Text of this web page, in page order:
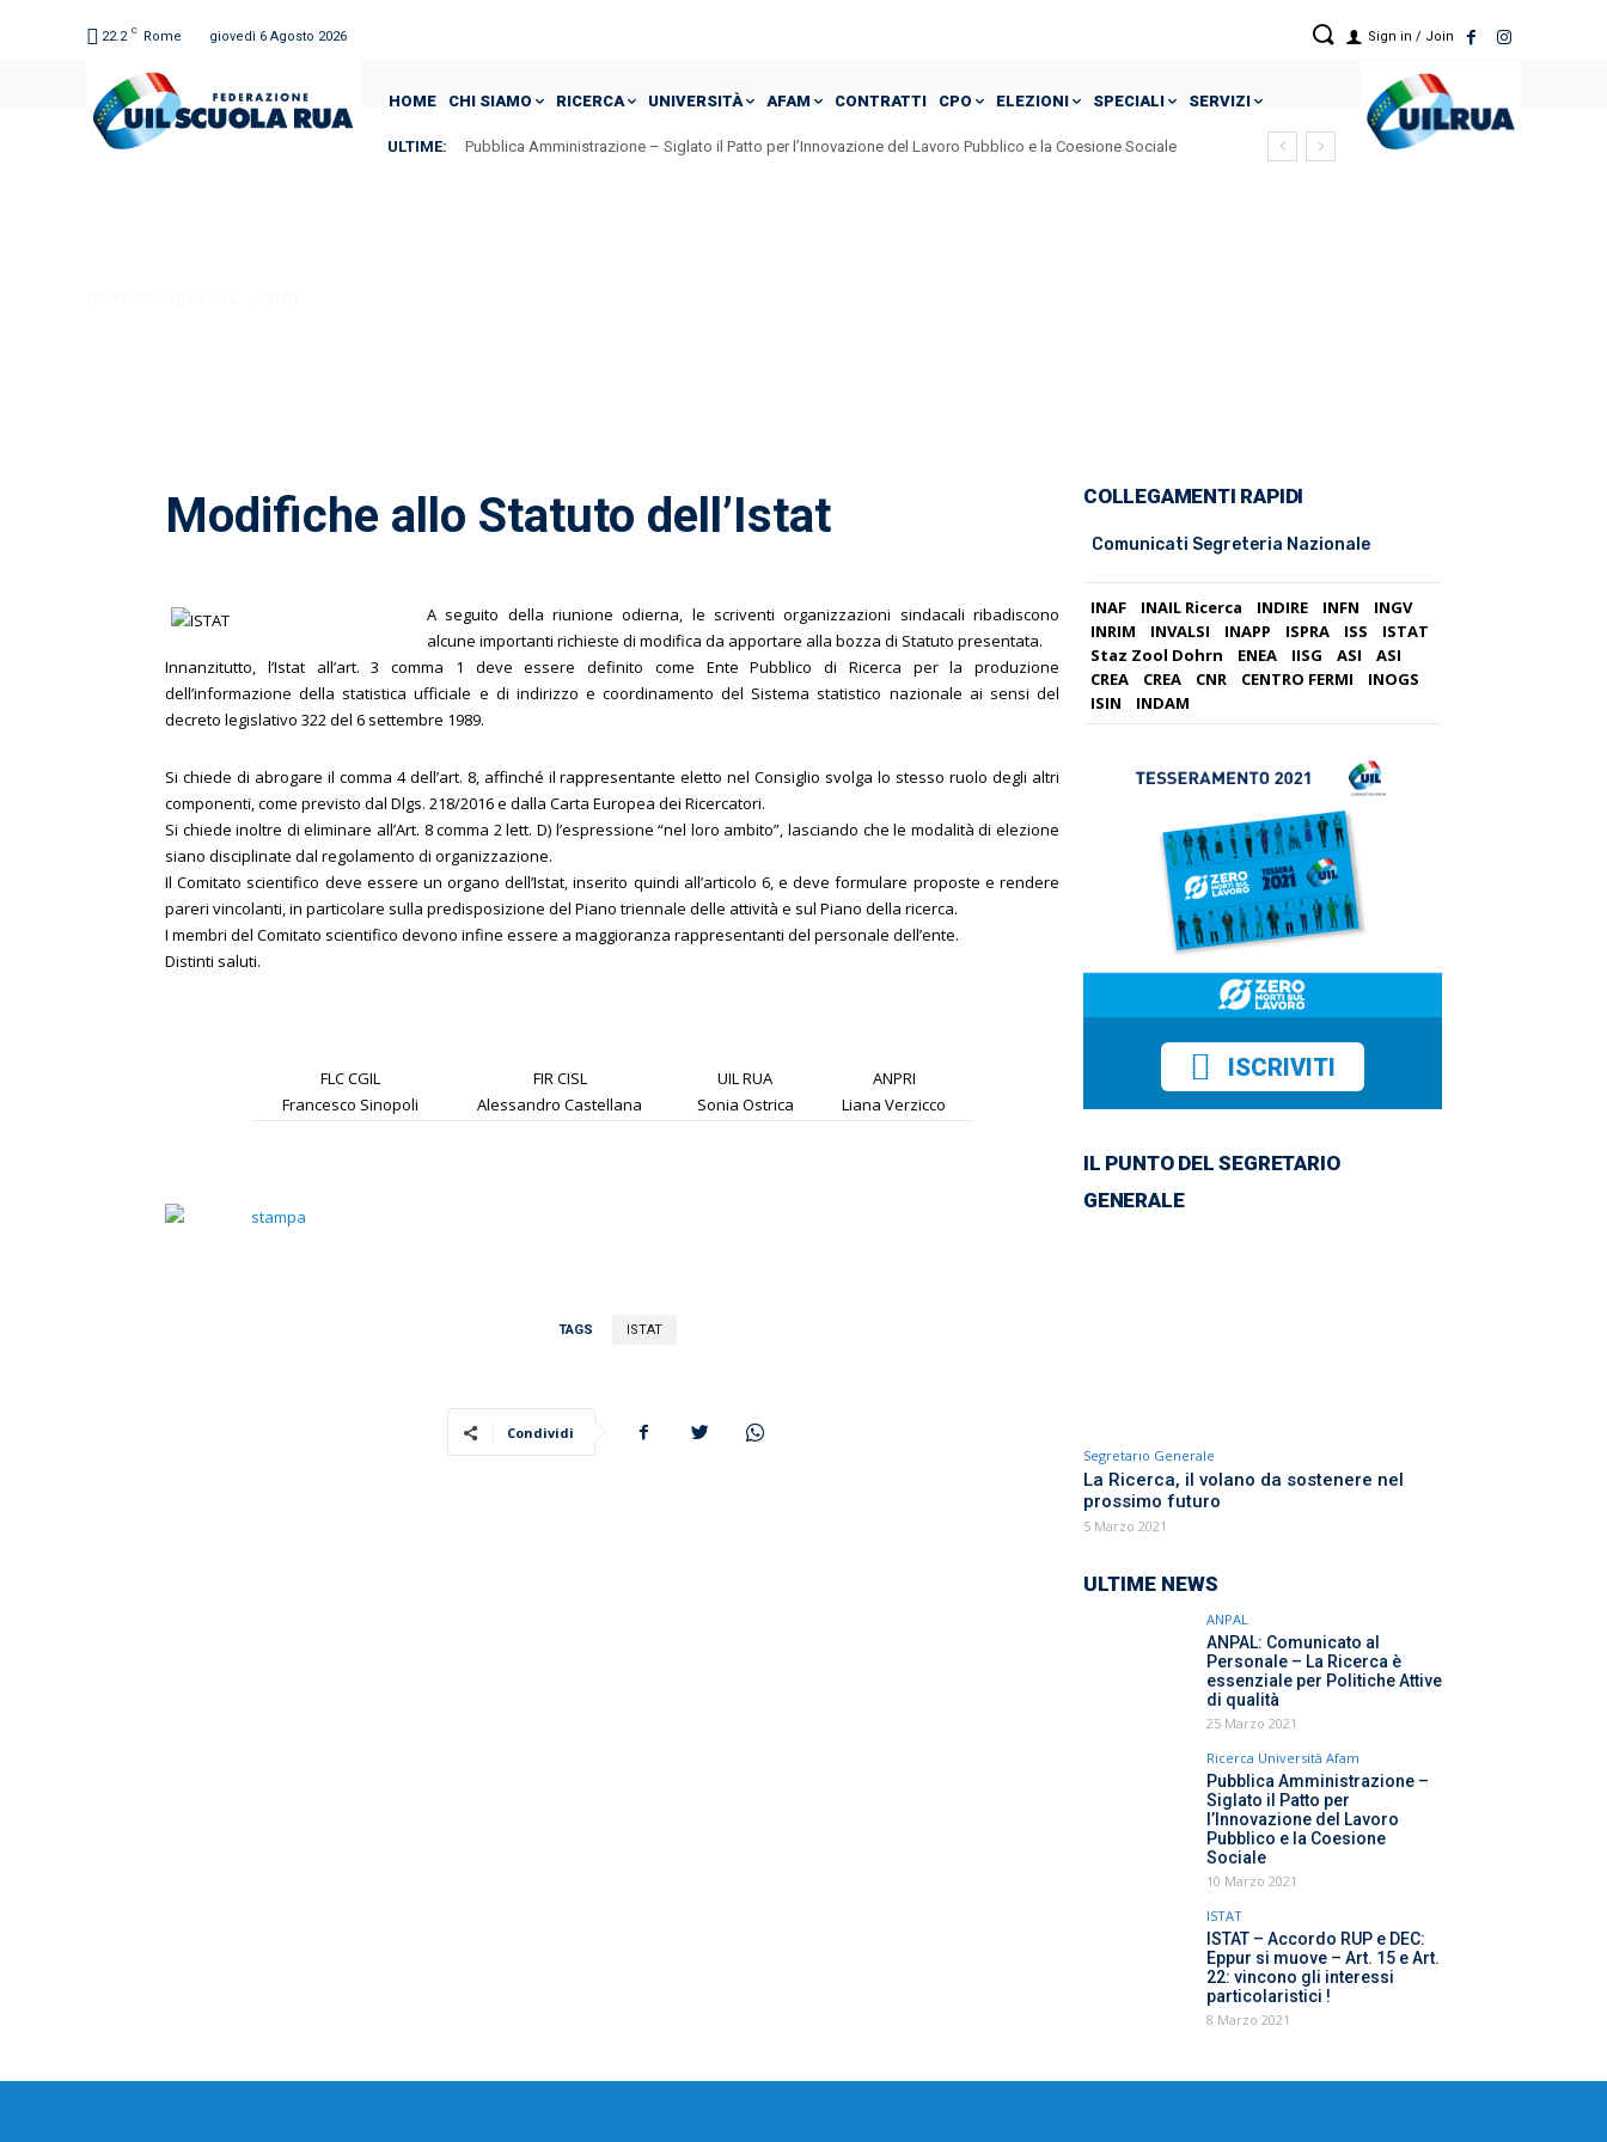
22.2 C Rome giovedì 6 Agosto 2026 Sign in / Join
HOME CHI SIAMO RICERCA UNIVERSITÀ AFAM CONTRATTI CPO ELEZIONI SPECIALI SERVIZI
ULTIME: Pubblica Amministrazione – Siglato il Patto per l’Innovazione del Lavoro Pubblico e la Coesione Sociale
Modifiche allo Statuto dell’Istat
A seguito della riunione odierna, le scriventi organizzazioni sindacali ribadiscono
alcune importanti richieste di modifica da apportare alla bozza di Statuto presentata.
Innanzitutto, l’Istat all’art. 3 comma 1 deve essere definito come Ente Pubblico di Ricerca per la produzione
dell’informazione della statistica ufficiale e di indirizzo e coordinamento del Sistema statistico nazionale ai sensi del
decreto legislativo 322 del 6 settembre 1989.
Si chiede di abrogare il comma 4 dell’art. 8, affinché il rappresentante eletto nel Consiglio svolga lo stesso ruolo degli altri
componenti, come previsto dal Dlgs. 218/2016 e dalla Carta Europea dei Ricercatori.
Si chiede inoltre di eliminare all’Art. 8 comma 2 lett. D) l’espressione “nel loro ambito”, lasciando che le modalità di elezione
siano disciplinate dal regolamento di organizzazione.
Il Comitato scientifico deve essere un organo dell’Istat, inserito quindi all’articolo 6, e deve formulare proposte e rendere
pareri vincolanti, in particolare sulla predisposizione del Piano triennale delle attività e sul Piano della ricerca.
I membri del Comitato scientifico devono infine essere a maggioranza rappresentanti del personale dell’ente.
Distinti saluti.
FLC CGIL
Francesco Sinopoli
FIR CISL
Alessandro Castellana
UIL RUA
Sonia Ostrica
ANPRI
Liana Verzicco
TAGS ISTAT
Condividi
COLLEGAMENTI RAPIDI
Comunicati Segreteria Nazionale
INAF INAIL Ricerca INDIRE INFN
INGV
INRIM
INVALSI INAPP ISPRA ISS
ISTAT
Staz Zool Dohrn
ENEA IISG ASI
ASI
CREA
CREA CNR CENTRO FERMI
INOGS
ISIN
INDAM
ISCRIVITI
IL PUNTO DEL SEGRETARIO
GENERALE
Segretario Generale
La Ricerca, il volano da sostenere nel
prossimo futuro
5 Marzo 2021
ULTIME NEWS
ANPAL
ANPAL: Comunicato al
Personale – La Ricerca è
essenziale per Politiche Attive
di qualità
25 Marzo 2021
Ricerca Università Afam
Pubblica Amministrazione –
Siglato il Patto per
l’Innovazione del Lavoro
Pubblico e la Coesione
Sociale
10 Marzo 2021
ISTAT
ISTAT – Accordo RUP e DEC:
Eppur si muove – Art. 15 e Art.
22: vincono gli interessi
particolaristici !
8 Marzo 2021